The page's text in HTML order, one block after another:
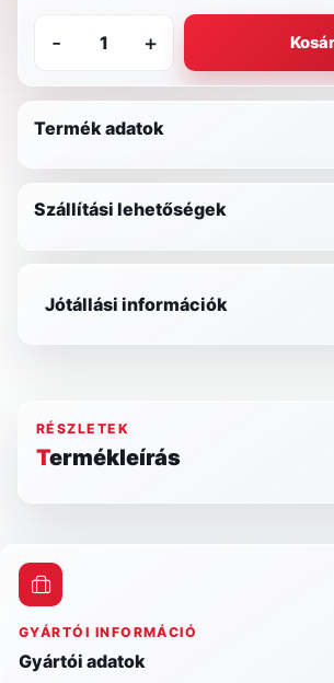
- +
Termék adatok
Szállítási lehetőségek
Jótállási információk
RÉSZLETEK
Termékleírás
GYÁRTÓI INFORMÁCIÓ
Gyártói adatok